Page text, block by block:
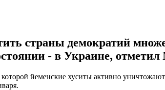
страны демократий
- в Украине,
йеменские хуситы активно